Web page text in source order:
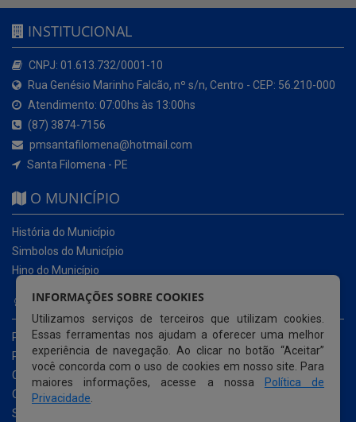
INSTITUCIONAL
CNPJ: 01.613.732/0001-10
Rua Genésio Marinho Falcão, nº s/n, Centro - CEP: 56.210-000
Atendimento: 07:00hs às 13:00hs
(87) 3874-7156
pmsantafilomena@hotmail.com
Santa Filomena - PE
O MUNICÍPIO
História do Município
Simbolos do Município
Hino do Município
NOSSOS SERVIÇOS
Portal da Transparência
Portal da Transparência da COVID-19
Cartas de Serviços ao Usuário
Ouvidoria Municipal
Serviço de Informação ao Cidadão e-SIC
INFORMAÇÕES SOBRE COOKIES
Utilizamos serviços de terceiros que utilizam cookies.
Essas ferramentas nos ajudam a oferecer uma melhor
experiência de navegação. Ao clicar no botão “Aceitar”
você concorda com o uso de cookies em nosso site. Para
maiores informações, acesse a nossa
Política de
Privacidade